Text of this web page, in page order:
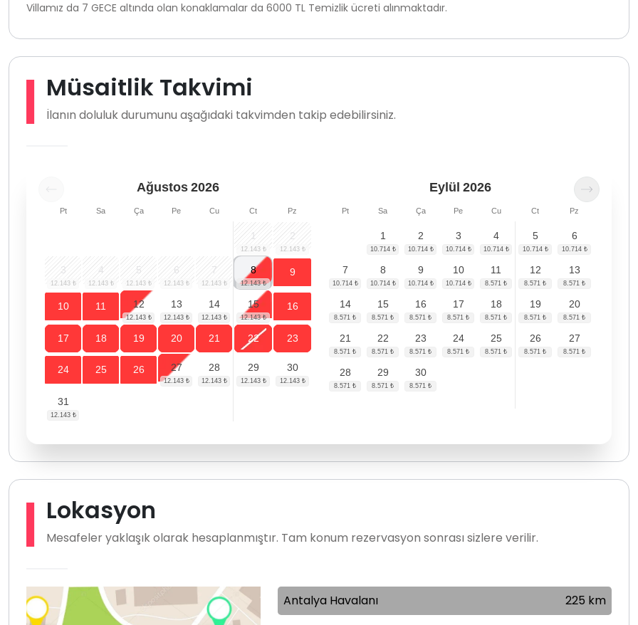
Villamız da 7 GECE altında olan konaklamalar da 6000 TL Temizlik ücreti alınmaktadır.
Müsaitlik Takvimi
İlanın doluluk durumunu aşağıdaki takvimden takip edebilirsiniz.
Ağustos 2026
Pt Sa Ça Pe Cu Ct Pz
1 2
3 4 5 6 7 8 9
10 11 12 13 14 15 16
17 18 19 20 21 22 23
24 25 26 27 28 29 30
31
Eylül 2026
Pt Sa Ça Pe Cu Ct Pz
1 2 3 4 5 6
7 8 9 10 11 12 13
14 15 16 17 18 19 20
21 22 23 24 25 26 27
28 29 30
Lokasyon
Mesafeler yaklaşık olarak hesaplanmıştır. Tam konum rezervasyon sonrası sizlere verilir.
Antalya Havalanı 225 km